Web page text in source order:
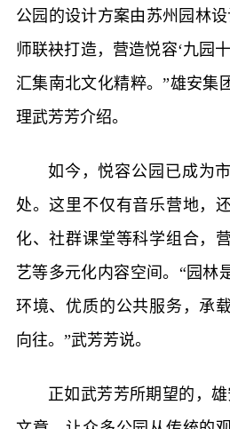
公园的设计方案由苏州园林
师联袂打造，营造悦容‘九园
汇集南北文化精粹。”雄安集
理武芳芳介绍。
如今，悦容公园已成为
处。这里不仅有音乐营地，
化、社群课堂等科学组合，
艺等多元化内容空间。“园林
环境、优质的公共服务，承
向往。”武芳芳说。
正如武芳芳所期望的，